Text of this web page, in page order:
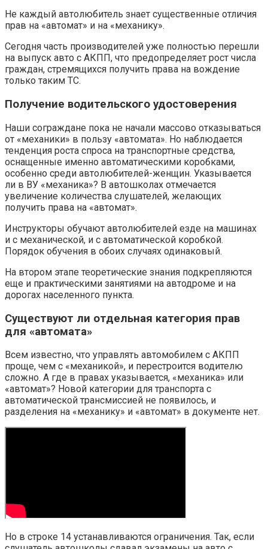
Не каждый автолюбитель знает существенные отличия
прав на «автомат» и на «механику».
Сегодня часть производителей уже полностью перешли
на выпуск авто с АКПП, что предопределяет рост числа
граждан, стремящихся получить права на вождение
только таким ТС.
Получение водительского удостоверения
Наши сограждане пока не начали массово отказываться
от «механики» в пользу «автомата». Но наблюдается
тенденция роста спроса на транспортные средства,
оснащенные именно автоматическими коробками,
особенно среди автолюбителей-женщин. Указывается
ли в ВУ «механика»? В автошколах отмечается
увеличение количества слушателей, желающих
получить права на «автомат».
Инструкторы обучают автолюбителей езде на машинах
и с механической, и с автоматической коробкой.
Порядок обучения в обоих случаях одинаковый.
На втором этапе теоретические знания подкрепляются
еще и практическими занятиями на автодроме и на
дорогах населенного пункта.
Существуют ли отдельная категория прав
для «автомата»
Всем известно, что управлять автомобилем с АКПП
проще, чем с «механикой», и перестроится водителю
сложно. А где в правах указывается, «механика» или
«автомат»? Новой категории для транспорта с
автоматической трансмиссией не появилось, и
разделения на «механику» и «автомат» в документе нет.
Но в строке 14 устанавливаются ограничения. Так, если